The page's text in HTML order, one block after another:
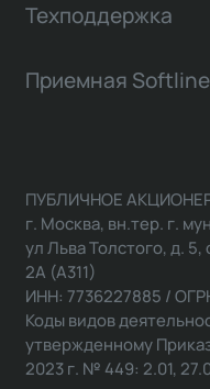
Техподдержка
Приемная Softline
ПУБЛИЧНОЕ
г. Москва, вн.тер. г.
ул Льва Толстого, д.
2А (А311)
ИНН: 7736227885 /
Коды видов
утвержденному
2023 г. № 449: 2.01,